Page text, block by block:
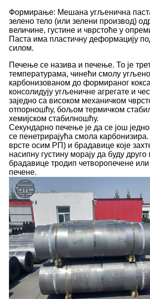
Формирање: Мешана угљенична
зелено тело (или зелени производ)
величине, густине и чврстоће у
Паста има пластичну деформацију
силом.
Печење се назива и печење. То је
температурама, чинећи смолу
карбонизованом до формираног
консолидују угљеничне агрегате и
заједно са високом механичком
отпорношћу, бољом термичком
хемијском стабилношћу.
Секундарно печење је да се још
се пенетрирајућа смола
врсте осим РП) и брадавице које
насипну густину морају да буду друго
брадавице тродип четворопечене
печене.